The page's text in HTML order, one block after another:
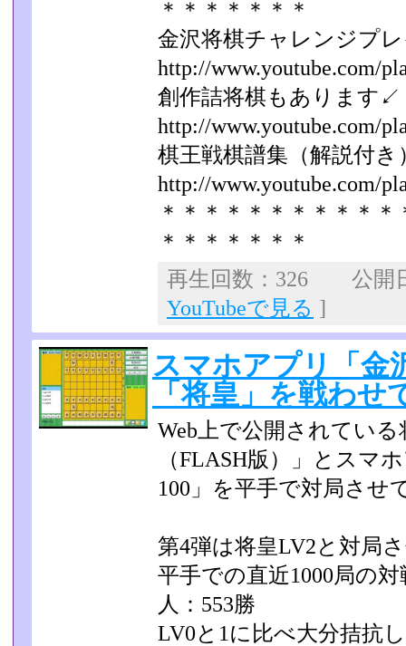
＊＊＊＊＊＊＊
金沢将棋チャレンジプ
http://www.youtube.com/
創作詰将棋もあります↙
http://www.youtube.com/
棋王戦棋譜集（解説付
http://www.youtube.com/
＊＊＊＊＊＊＊＊＊＊
＊＊＊＊＊＊＊
再生回数：326 公開
YouTubeで見る ]
スマホアプリ「金
「将皇」を戦わせ
Web上で公開されてい
（FLASH版）」とスマ
100」を平手で対局させ
第4弾は将皇LV2と対局
平手での直近1000局の
人：553勝
LV0と1に比べ大分拮抗